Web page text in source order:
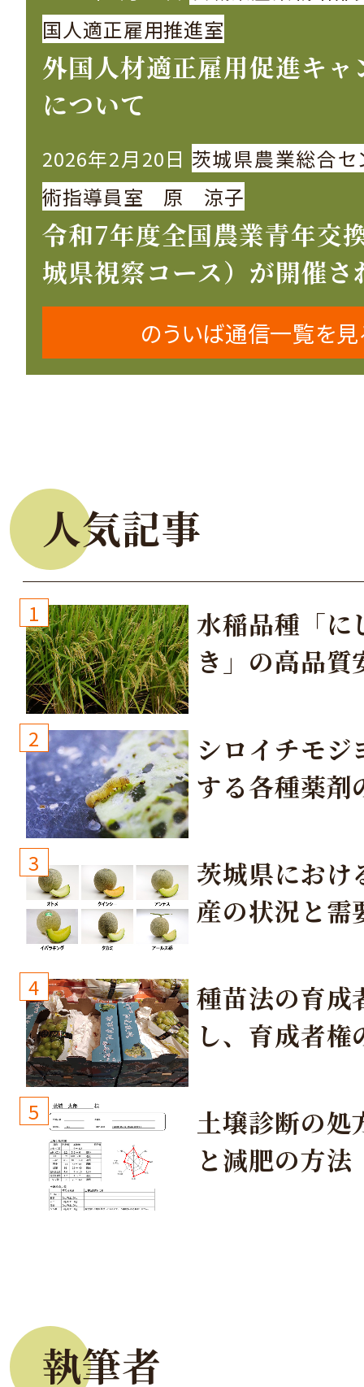
国人適正雇用推進室
外国人材適正雇用促進キャ
について
2026年2月20日 茨城県農業総合セ
術指導員室 原 涼子
令和7年度全国農業青年交
城県視察コース）が開催さ
のういば通信一覧を
人気記事
1
水稲品種「に
き」の高品質
2
シロイチモジ
する各種薬剤
3
茨城県におけ
産の状況と需
4
種苗法の育成
し、育成者権
しょう！
5
土壌診断の処
と減肥の方法
執筆者